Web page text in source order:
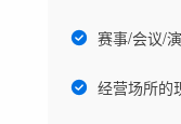
赛事/会议/
经营场所的